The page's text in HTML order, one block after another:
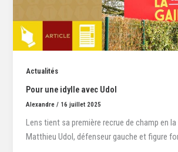
Actualités
Pour une idylle avec Udol
Alexandre/ 16 juillet 2025
Lens tient sa première recrue de champ en
Matthieu Udol, défenseur gauche et figure